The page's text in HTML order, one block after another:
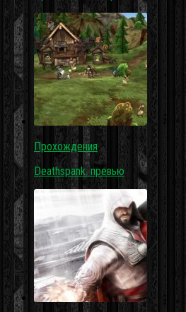
Прохождения
Deathspank: превью